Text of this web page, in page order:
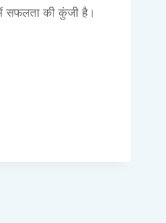
में सफलता की कुंजी है।